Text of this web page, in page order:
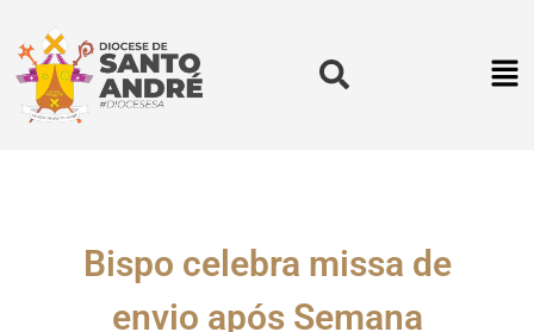
Bispo celebra missa de
envio após Semana